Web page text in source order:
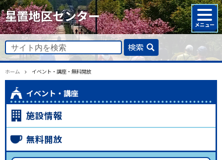
星置地区センター
検索
ホーム イベント・講座・無料開放
イベント・講座
施設情報
無料開放